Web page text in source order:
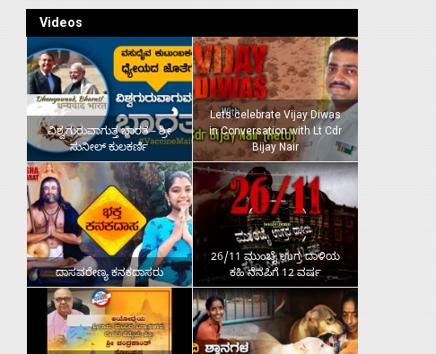
Videos
ವಿಶ್ವಗುರುವಾಗುತ್ತ ಭಾರತ – ಶ್ರೀ
ಸುನೀಲ್‌ ಕುಲಕರ್ಣಿ
Lets celebrate Vijay Diwas
in Conversation with Lt Cdr
Bijay Nair
ದಾಸವರೇಣ್ಯ ಕನಕದಾಸರು
26/11 ಮುಂಬೈ ಉಗ್ರ ದಾಳಿಯ
ಕಹಿ ನೆನಪಿಗೆ 12 ವರ್ಷ